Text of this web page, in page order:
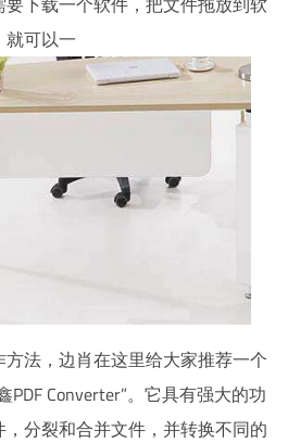
可以一
法，边肖在这里给大家推荐一个
PDF Converter”。它具有强大的功
分裂和合并文件，并转换不同的